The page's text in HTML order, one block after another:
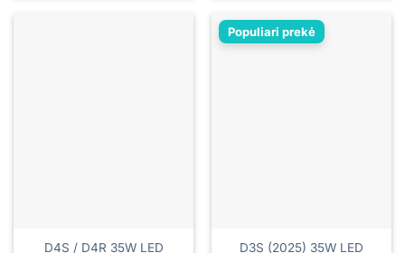
D4S / D4R 35W LED
Populiari prekė
D3S (2025) 35W LED